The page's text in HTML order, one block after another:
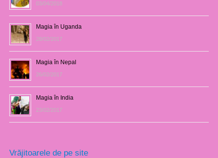
03/04/2018
Magia în Uganda
28/02/2017
Magia în Nepal
26/02/2017
Magia în India
23/02/2017
Vrăjitoarele de pe site